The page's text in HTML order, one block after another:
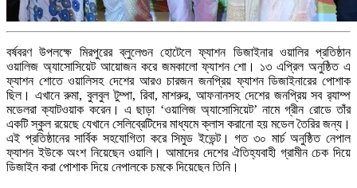
বর্ষবরণ উপলক্ষে মিরপুরের ব্লুলেগুন হোটেলে ফ্যাশন ডিজাইনার ওয়ালির প্রতিষ্ঠান
ওয়ালিজ অ্যাসোসিয়েট আয়োজন করে জমকালো ফ্যাশন শো। ১৩ এপ্রিল অনুষ্ঠিত এ
ফ্যাশন শোতে ওয়ালিসহ দেশের আরও চারজন জনপ্রিয় ফ্যাশন ডিজাইনারের পোশাক
ছিল। এখানে রুমা, বুলবুল টুম্পা, রিবা, মাশরুর, আফনানসহ দেশের জনপ্রিয় সব র‌্যাম্প
মডেলরা ক্যাটওয়াক করেন। এ ছাড়া ‘ওয়ালিজ অ্যাসোসিয়েট’ নামে গ্রীন রোডে তাঁর
একটি স্কুল রয়েছে যেখানে সেলিব্রেটিদের মাধ্যমে ক্লাস করানো হয় মডেল তৈরির জন্য।
এই প্রতিষ্ঠানের সার্বিক সহযোগিতা করে সিমুড ইভেন্ট। গত ৩০ মার্চ অনুষ্ঠিত নেপাল
ফ্যাশন ইউকে অংশ নিয়েছেন ওয়ালি। আমাদের দেশের ঐতিহ্যবাহী গ্রামীন চেক দিয়ে
ডিজাইন করা পোশাক দিয়ে নেপালকে চমকে দিয়েছেন তিনি।